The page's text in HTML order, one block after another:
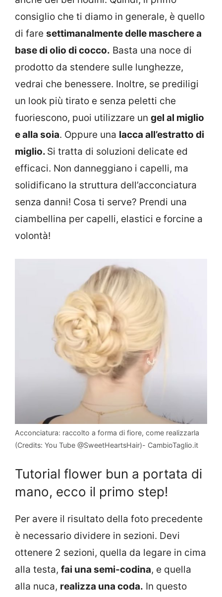
consiglio che ti diamo in generale, è quello
di fare settimanalmente delle maschere a
base di olio di cocco. Basta una noce di
prodotto da stendere sulle lunghezze,
vedrai che benessere. Inoltre, se prediligi
un look più tirato e senza peletti che
fuoriescono, puoi utilizzare un gel al miglio
e alla soia. Oppure una lacca all’estratto di
miglio. Si tratta di soluzioni delicate ed
efficaci. Non danneggiano i capelli, ma
solidificano la struttura dell’acconciatura
senza danni! Cosa ti serve? Prendi una
ciambellina per capelli, elastici e forcine a
volontà!
Acconciatura: raccolto a forma di fiore, come realizzarla
(Credits: You Tube @SweetHeartsHair)- CambioTaglio.it
Tutorial flower bun a portata di
mano, ecco il primo step!
Per avere il risultato della foto precedente
è necessario dividere in sezioni. Devi
ottenere 2 sezioni, quella da legare in cima
alla testa, fai una semi-codina, e quella
alla nuca, realizza una coda. In questo